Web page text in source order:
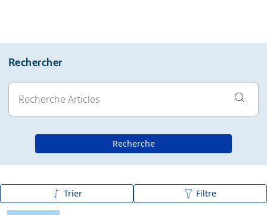
Rechercher
Recherche
Trier Filtre
Date de publication (nouveau - ancien)